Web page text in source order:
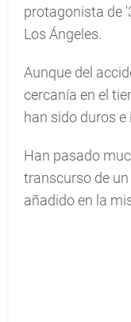
protagonista de
Los Ángeles.
Aunque del
cercanía en el
han sido duros
Han pasado
transcurso de
añadido en la